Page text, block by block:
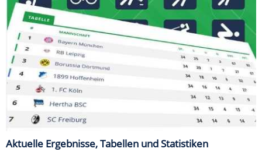
Aktuelle Ergebnisse, Tabellen und Statistiken